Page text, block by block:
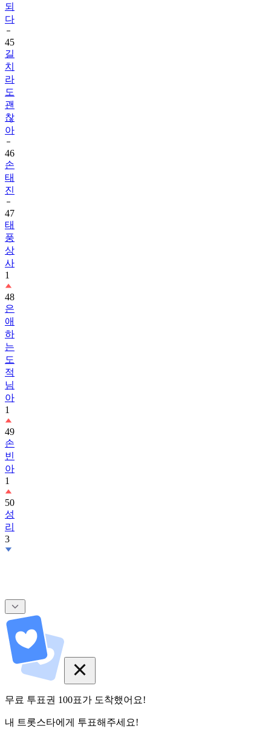
되
다
45
길
치
라
도
괜
찮
아
46
손
태
진
47
태
풍
상
사
1
48
은
애
하
는
도
적
님
아
1
49
손
빈
아
1
50
성
리
3
무료 투표권 100표가 도착했어요!
내 트롯스타에게 투표해주세요!